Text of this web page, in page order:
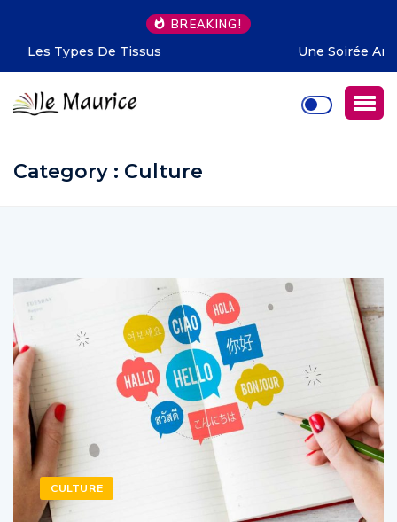
BREAKING!
Une Soirée Amusante Pour Les Mauriciens C’est Ça!
Category : Culture
CULTURE